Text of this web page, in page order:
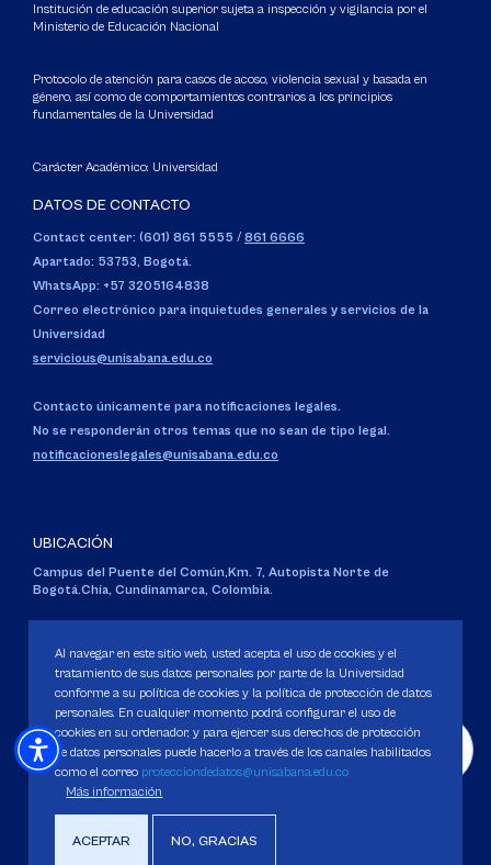
Institución de educación superior sujeta a inspección y vigilancia por el
Ministerio de Educación Nacional
Protocolo de atención para casos de acoso, violencia sexual y basada en
género, así como de comportamientos contrarios a los principios
fundamentales de la Universidad
Carácter Académico: Universidad
DATOS DE CONTACTO
Contact center: (601) 861 5555 / 861 6666
Apartado: 53753, Bogotá.
WhatsApp: +57 3205164838
Correo electrónico para inquietudes generales y servicios de la
Universidad
servicious@unisabana.edu.co
Contacto únicamente para notificaciones legales.
No se responderán otros temas que no sean de tipo legal.
notificacioneslegales@unisabana.edu.co
UBICACIÓN
Campus del Puente del Común,Km. 7, Autopista Norte de
Bogotá.Chía, Cundinamarca, Colombia.
Personería Jurídica:Resolución 130 del 14 de enero de 1980.
Ministerio de Educación Nacional.
Política de Protección de datos
Derechos Pecuniarios
Al navegar en este sitio web, usted acepta el uso de cookies y el
tratamiento de sus datos personales por parte de la Universidad
conforme a su política de cookies y la política de protección de datos
personales. En cualquier momento podrá configurar el uso de
cookies en su ordenador, y para ejercer sus derechos de protección
de datos personales puede hacerlo a través de los canales habilitados
como el correo protecciondedatos@unisabana.edu.co
Más información
ACEPTAR NO, GRACIAS